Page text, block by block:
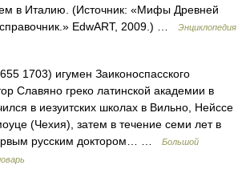
в Италию. (Источник: «Мифы Древней
EdwART, 2009.) …
Энциклопедия
1703) игумен Заиконоспасского
Славяно греко латинской академии в
в иезуитских школах в Вильно, Нейссе
(Чехия), затем в течение семи лет в
русским доктором… …
Большой